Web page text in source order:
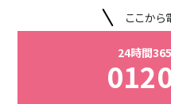
ここから
24時間